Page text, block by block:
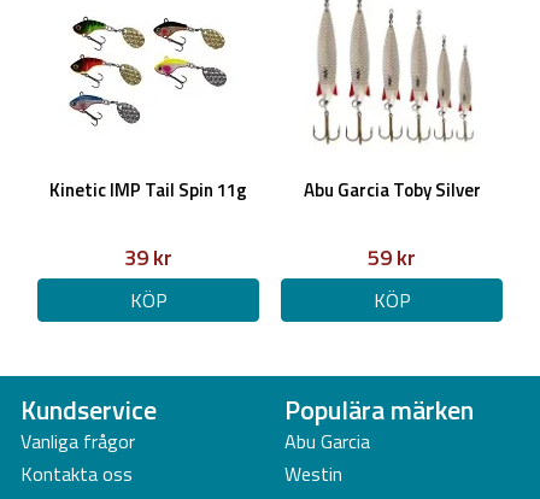
Kinetic IMP Tail Spin 11g
39 kr
KÖP
Abu Garcia Toby Silver
59 kr
KÖP
Kundservice
Vanliga frågor
Kontakta oss
Populära märken
Abu Garcia
Westin